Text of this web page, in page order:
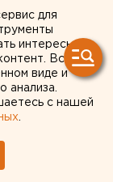
в
будет
для
интересы
Вся
виде и
анализа.
с нашей